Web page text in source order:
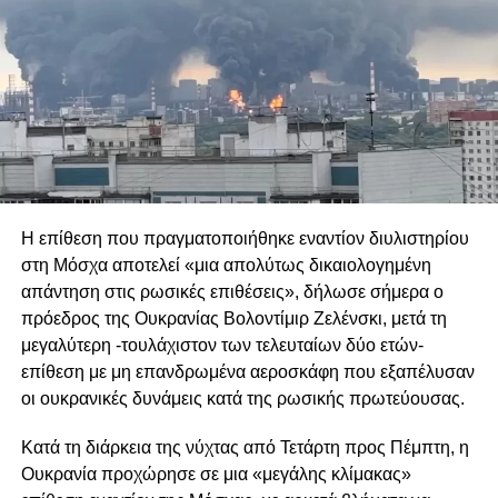
συνεργασία και θα καταστήσει δυσκολότερη την ανάδειξη
πραγματικά ευρωπαϊκών πρωταθλητών στον αμυντικό
τομέα. Παράλληλα, η Γερμανία επιμένει ότι οι προμήθειες
πρέπει να παραμείνουν στην αρμοδιότητα των εθνικών
κυβερνήσεων, απορρίπτοντας έναν ενισχυμένο
συντονιστικό ρόλο της Ευρωπαϊκής Επιτροπής. Ωστόσο,
αυτό που φαίνεται να χρειάζεται η ευρωπαϊκή αμυντική
βιομηχανία είναι μεγαλύτερος εξευρωπαϊσμός και η
δημιουργία μιας ενιαίας αγοράς οπλικών συστημάτων,
στόχος που δεν εξυπηρετείται από τις επιλογές του
Βερολίνου.
Δύο εξελίξεις φαίνεται να ενισχύουν τις υποψίες για τις
προθέσεις της Γερμανίας και να δικαιολογούν τις
ανησυχίες άλλων ευρωπαϊκών κρατών. Συγκεκριμένα, το
γαλλογερμανικό μεγαλεπήβολο σχέδιο για την ανάπτυξη
ενός μαχητικού αεροσκάφους έκτης γενιάς, το οποίο είχαν
παρουσιάσει το 2017 ο Εμανουέλ Μακρόν και η Άνγκελα
Η επίθεση που πραγματοποιήθηκε εναντίον διυλιστηρίου
στη Μόσχα αποτελεί «μια απολύτως δικαιολογημένη
απάντηση στις ρωσικές επιθέσεις», δήλωσε σήμερα ο
πρόεδρος της Ουκρανίας Βολοντίμιρ Ζελένσκι, μετά τη
μεγαλύτερη -τουλάχιστον των τελευταίων δύο ετών-
επίθεση με μη επανδρωμένα αεροσκάφη που εξαπέλυσαν
οι ουκρανικές δυνάμεις κατά της ρωσικής πρωτεύουσας.
Κατά τη διάρκεια της νύχτας από Τετάρτη προς Πέμπτη, η
Ουκρανία προχώρησε σε μια «μεγάλης κλίμακας»